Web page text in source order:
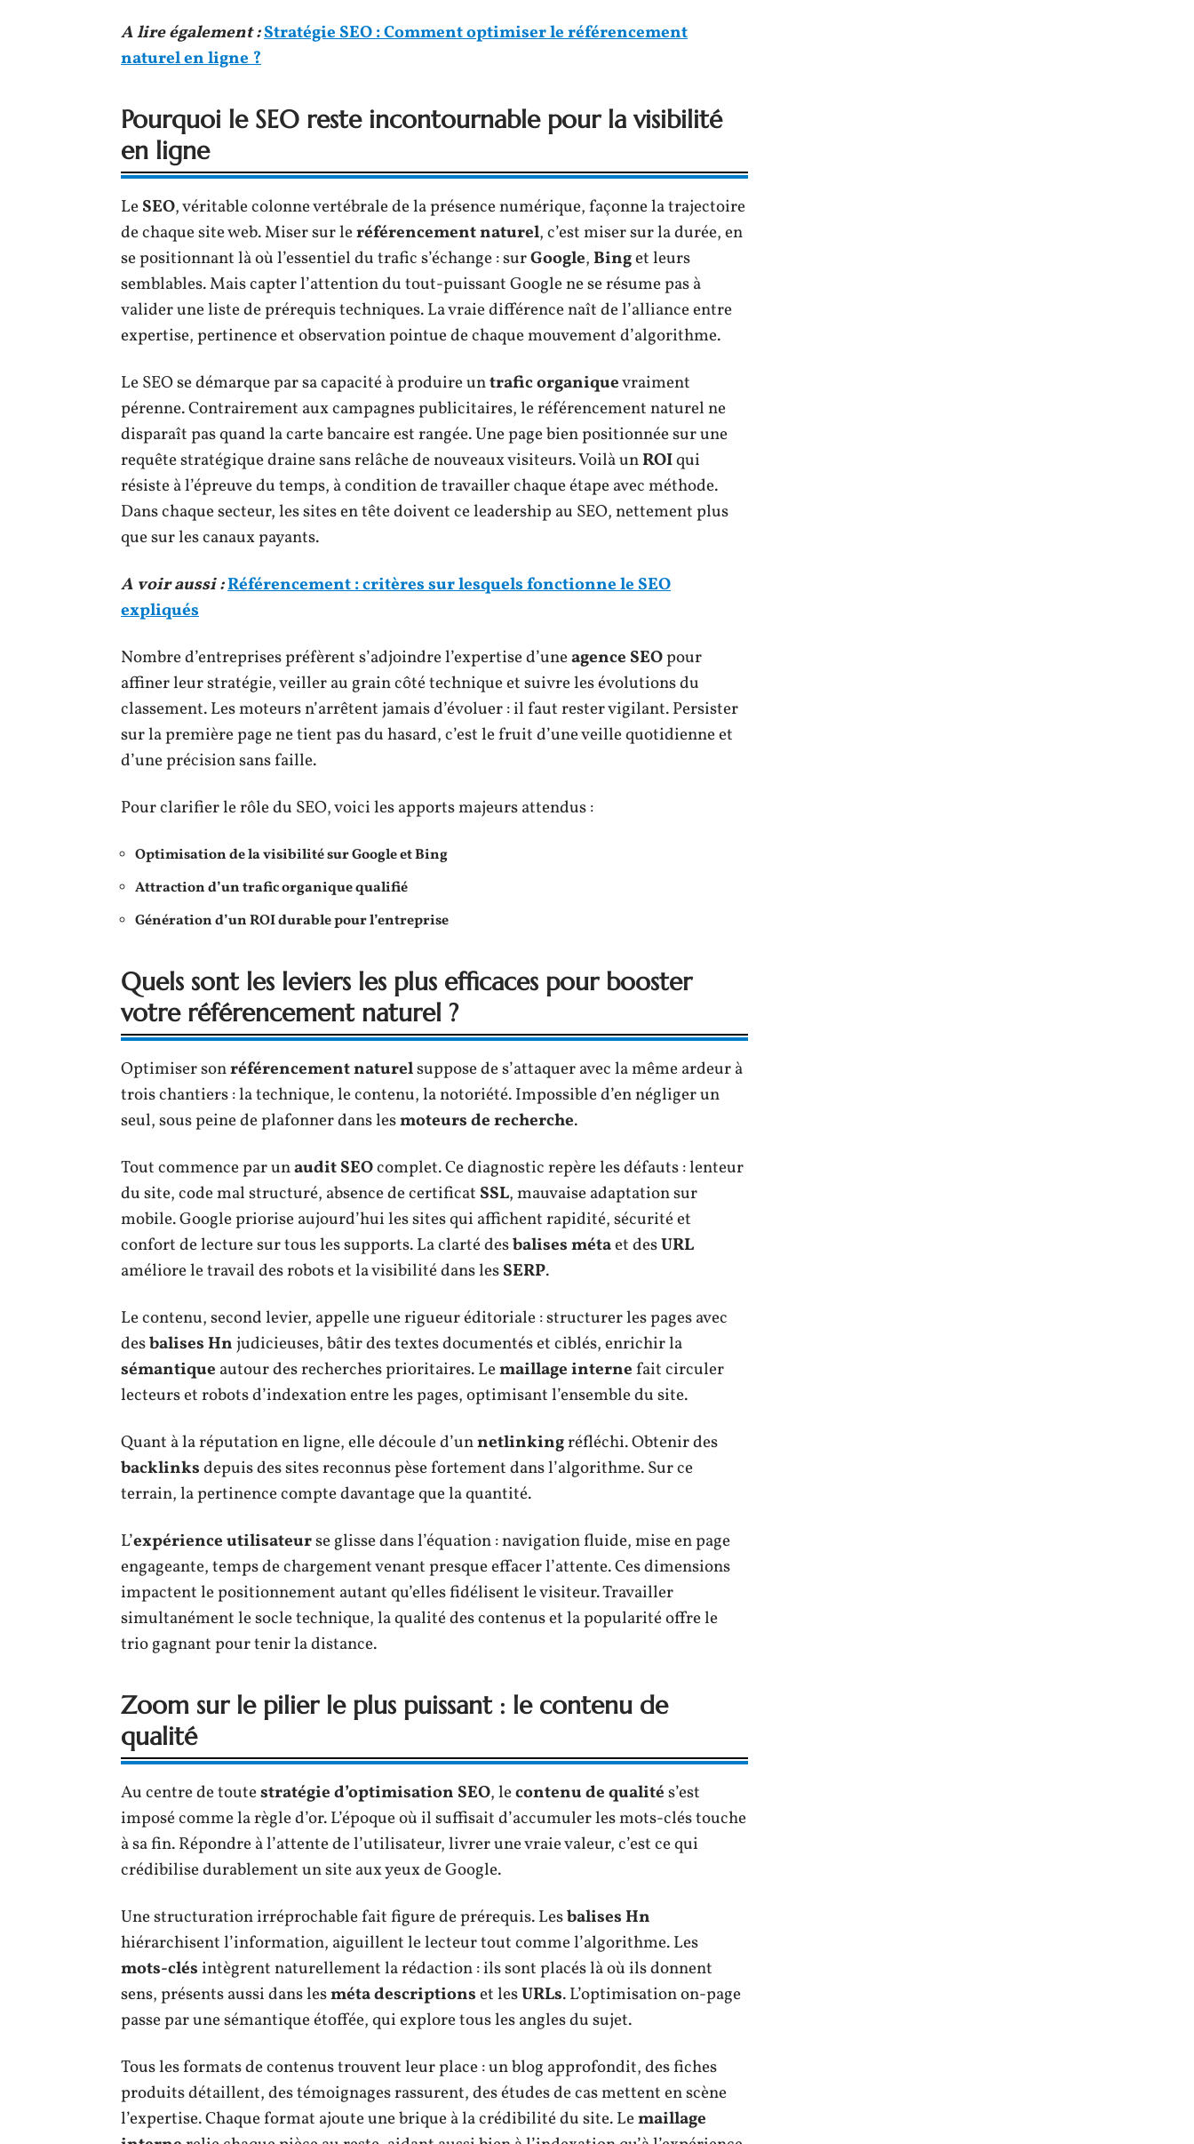
A lire également :Stratégie SEO : Comment optimiser le référencement
naturel en ligne ?
Pourquoi le SEO reste incontournable pour la visibilité
en ligne
LeSEO, véritable colonne vertébrale de la présence numérique, façonne la trajectoire
de chaque site web. Miser sur leréférencement naturel, c’est miser sur la durée, en
se positionnant là où l’essentiel du trafic s’échange : surGoogle,Binget leurs
semblables. Mais capter l’attention du tout-puissant Google ne se résume pas à
valider une liste de prérequis techniques. La vraie différence naît de l’alliance entre
expertise, pertinence et observation pointue de chaque mouvement d’algorithme.
Le SEO se démarque par sa capacité à produire untrafic organiquevraiment
pérenne. Contrairement aux campagnes publicitaires, le référencement naturel ne
disparaît pas quand la carte bancaire est rangée. Une page bien positionnée sur une
requête stratégique draine sans relâche de nouveaux visiteurs. Voilà unROIqui
résiste à l’épreuve du temps, à condition de travailler chaque étape avec méthode.
Dans chaque secteur, les sites en tête doivent ce leadership au SEO, nettement plus
que sur les canaux payants.
A voir aussi :Référencement : critères sur lesquels fonctionne le SEO
expliqués
Nombre d’entreprises préfèrent s’adjoindre l’expertise d’uneagence SEOpour
affiner leur stratégie, veiller au grain côté technique et suivre les évolutions du
classement. Les moteurs n’arrêtent jamais d’évoluer : il faut rester vigilant. Persister
sur la première page ne tient pas du hasard, c’est le fruit d’une veille quotidienne et
d’une précision sans faille.
Pour clarifier le rôle du SEO, voici les apports majeurs attendus :
Optimisation de la visibilité sur Google et Bing
Attraction d’un trafic organique qualifié
Génération d’un ROI durable pour l’entreprise
Quels sont les leviers les plus efficaces pour booster
votre référencement naturel ?
Optimiser sonréférencement naturelsuppose de s’attaquer avec la même ardeur à
trois chantiers : la technique, le contenu, la notoriété. Impossible d’en négliger un
seul, sous peine de plafonner dans lesmoteurs de recherche.
Tout commence par unaudit SEOcomplet. Ce diagnostic repère les défauts : lenteur
du site, code mal structuré, absence de certificat SSL, mauvaise adaptation sur
mobile. Google priorise aujourd’hui les sites qui affichent rapidité, sécurité et
confort de lecture sur tous les supports. La clarté desbalises métaet desURL
améliore le travail des robots et la visibilité dans lesSERP.
Le contenu, second levier, appelle une rigueur éditoriale : structurer les pages avec
desbalises Hnjudicieuses, bâtir des textes documentés et ciblés, enrichir la
sémantique autour des recherches prioritaires. Lemaillage internefait circuler
lecteurs et robots d’indexation entre les pages, optimisant l’ensemble du site.
Quant à la réputation en ligne, elle découle d’unnetlinkingréfléchi. Obtenir des
backlinksdepuis des sites reconnus pèse fortement dans l’algorithme. Sur ce
terrain, la pertinence compte davantage que la quantité.
L’expérience utilisateurse glisse dans l’équation : navigation fluide, mise en page
engageante, temps de chargement venant presque effacer l’attente. Ces dimensions
impactent le positionnement autant qu’elles fidélisent le visiteur. Travailler
simultanément le socle technique, la qualité des contenus et la popularité offre le
trio gagnant pour tenir la distance.
Zoom sur le pilier le plus puissant : le contenu de
qualité
Au centre de toutestratégie d’optimisation SEO, lecontenu de qualités’est
imposé comme la règle d’or. L’époque où il suffisait d’accumuler les mots-clés touche
à sa fin. Répondre à l’attente de l’utilisateur, livrer une vraie valeur, c’est ce qui
crédibilise durablement un site aux yeux de Google.
Une structuration irréprochable fait figure de prérequis. Lesbalises Hn
hiérarchisent l’information, aiguillent le lecteur tout comme l’algorithme. Les
mots-clésintègrent naturellement la rédaction : ils sont placés là où ils donnent
sens, présents aussi dans lesméta descriptionset lesURLs. L’optimisation on-page
passe par une sémantique étoffée, qui explore tous les angles du sujet.
Tous les formats de contenus trouvent leur place : un blog approfondit, des fiches
produits détaillent, des témoignages rassurent, des études de cas mettent en scène
l’expertise. Chaque format ajoute une brique à la crédibilité du site. Lemaillage